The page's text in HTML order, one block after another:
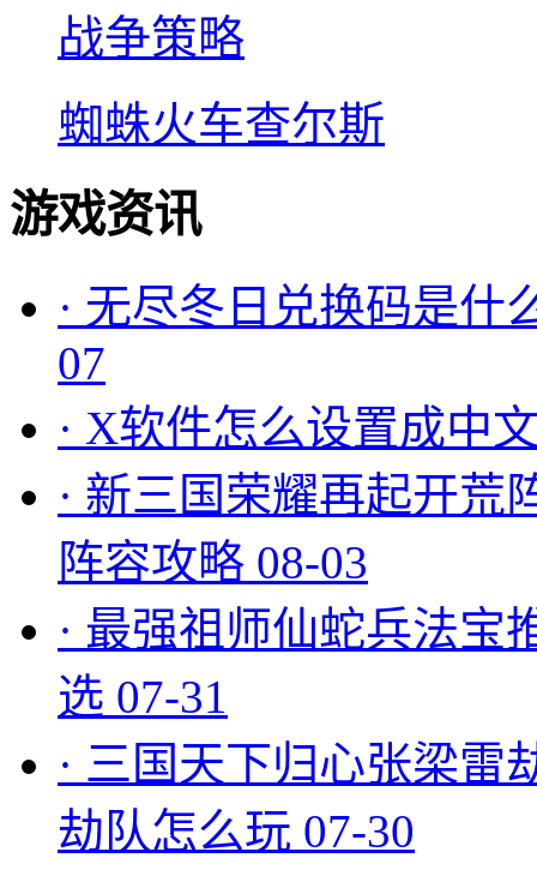
战争策略
蜘蛛火车查尔斯
游戏资讯
· 无尽冬日兑换码是什
07
· X软件怎么设置成中
· 新三国荣耀再起开荒
阵容攻略 08-03
· 最强祖师仙蛇兵法宝
选 07-31
· 三国天下归心张梁雷
劫队怎么玩 07-30